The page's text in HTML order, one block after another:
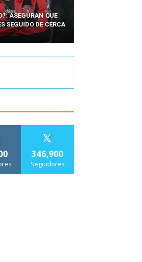
ASEGURAN QUE
SEGUIDO DE CERCA
346,900
Seguidores